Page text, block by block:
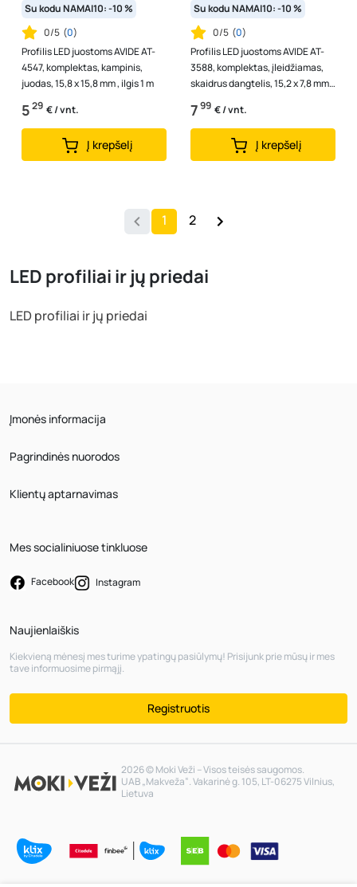
Su kodu NAMAI10: -10 %
0/5 (0)
Profilis LED juostoms AVIDE AT-
4547, komplektas, kampinis,
juodas, 15,8 x 15,8 mm , ilgis 1 m
529 € / vnt.
Į krepšelį
Su kodu NAMAI10: -10 %
0/5 (0)
Profilis LED juostoms AVIDE AT-
3588, komplektas, įleidžiamas,
skaidrus dangtelis, 15,2 x 7,8 mm,
ilgis 2 m
799 € / vnt.
Į krepšelį
1 2
LED profiliai ir jų priedai
LED profiliai ir jų priedai
Įmonės informacija
Pagrindinės nuorodos
Klientų aptarnavimas
Mes socialiniuose tinkluose
Facebook Instagram
Naujienlaiškis
Kiekvieną mėnesį mes turime ypatingų pasiūlymų! Prisijunk prie mūsų ir mes
tave informuosime pirmąjį.
Registruotis
2026 © Moki Veži – Visos teisės saugomos.
UAB „Makveža“. Vakarinė g. 105, LT-06275 Vilnius,
Lietuva